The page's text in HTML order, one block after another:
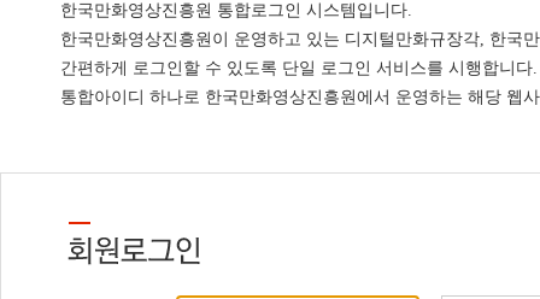
한국만화영상진흥원 통합로그인 시스템입니다.
한국만화영상진흥원이 운영하고 있는 디지털만화규장각, 한국
간편하게 로그인할 수 있도록 단일 로그인 서비스를 시행합니다.
통합아이디 하나로 한국만화영상진흥원에서 운영하는 해당 웹